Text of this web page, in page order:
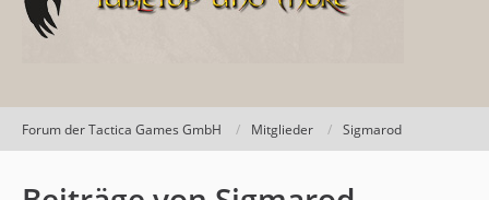
Forum der Tactica Games GmbH Mitglieder Sigmarod